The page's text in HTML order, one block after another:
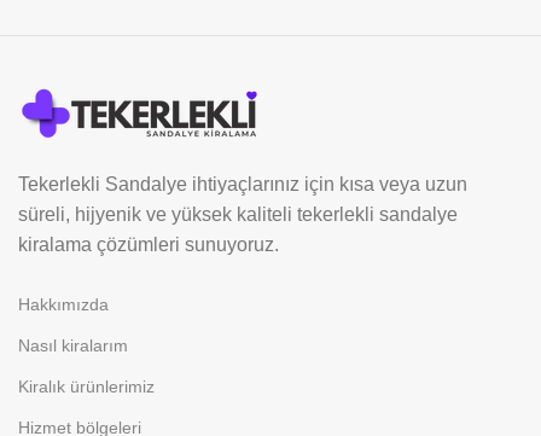
Tekerlekli Sandalye ihtiyaçlarınız için kısa veya uzun
süreli, hijyenik ve yüksek kaliteli tekerlekli sandalye
kiralama çözümleri sunuyoruz.
Hakkımızda
Nasıl kiralarım
Kiralık ürünlerimiz
Hizmet bölgeleri